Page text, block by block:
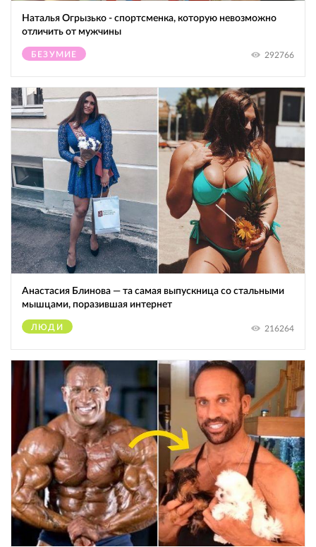
Наталья Огрызько - спортсменка, которую невозможно
отличить от мужчины
БЕЗУМИЕ 292766
Анастасия Блинова — та самая выпускница со стальными
мышцами, поразившая интернет
ЛЮДИ 216264